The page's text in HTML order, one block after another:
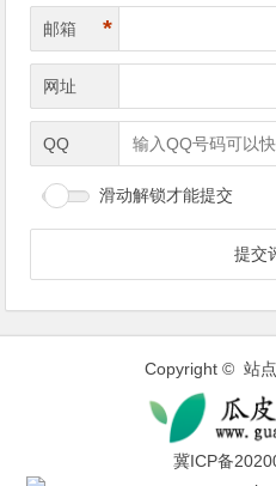
邮箱 *
网址
QQ
滑动解锁才能提交
Copyright © 站
冀ICP备